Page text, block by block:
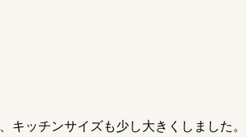
キッチンサイズも少し大きくしました。